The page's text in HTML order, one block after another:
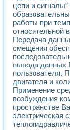
Из
Опыт
цепи и
работы при
относительной
Передача
смещения
вывода данных
пользователя.
двигателя и
Применение
возбуждения
пространстве
электрическая